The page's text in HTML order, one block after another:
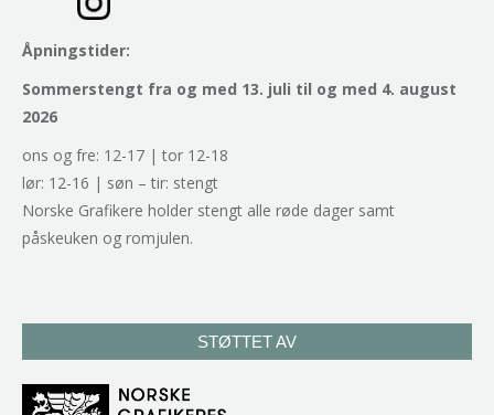
Åpningstider:
Sommerstengt fra og med 13. juli til og med 4. august
2026
ons og fre: 12-17 | tor 12-18
lør: 12-16 | søn – tir: stengt
Norske Grafikere holder stengt alle røde dager samt
påskeuken og romjulen.
STØTTET AV